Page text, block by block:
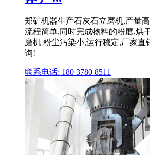
郑矿机器生产石灰石立磨机,产量
流程简单,同时完成物料的粉磨,烘
磨机 粉尘污染小,运行稳定,厂家直
询!
联系电话: 180 3780 8511